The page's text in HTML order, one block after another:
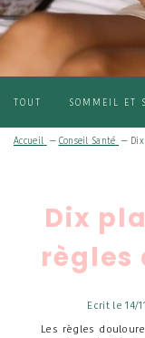
TOUT SOMMEIL ET
Accueil — Conseil Santé —
Dix
règles
Ecrit le 14/
Les règles